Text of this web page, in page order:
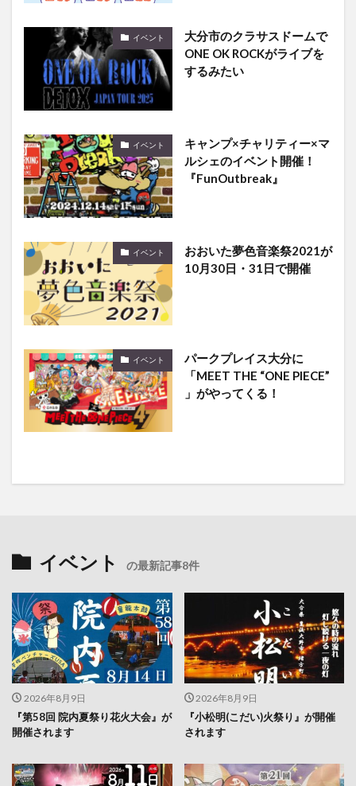
イベント
大分市のクラサスドームで
ONE OK ROCKがライブを
するみたい
イベント
キャンプ×チャリティー×マ
ルシェのイベント開催！
『FunOutbreak』
イベント
おおいた夢色音楽祭2021が
10月30日・31日で開催
イベント
パークプレイス大分に
「MEET THE “ONE PIECE”
」がやってくる！
イベント の最新記事8件
2026年8月9日
『第58回 院内夏祭り花火大会』が
開催されます
2026年8月9日
『小松明(こだい)火祭り』が開催
されます